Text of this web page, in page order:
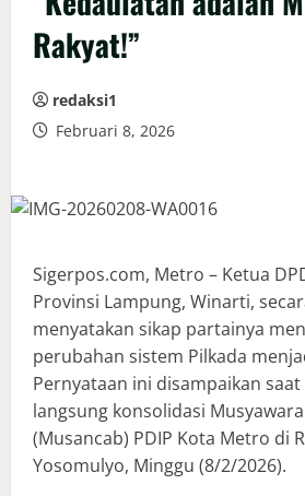
Rakyat!”
redaksi1
Februari 8, 2026
Sigerpos.com, Metro – Ketua
Provinsi Lampung, Winarti,
menyatakan sikap partainya
perubahan sistem Pilkada
Pernyataan ini disampaikan
langsung konsolidasi
(Musancab) PDIP Kota Metro di
Yosomulyo, Minggu (8/2/2026).